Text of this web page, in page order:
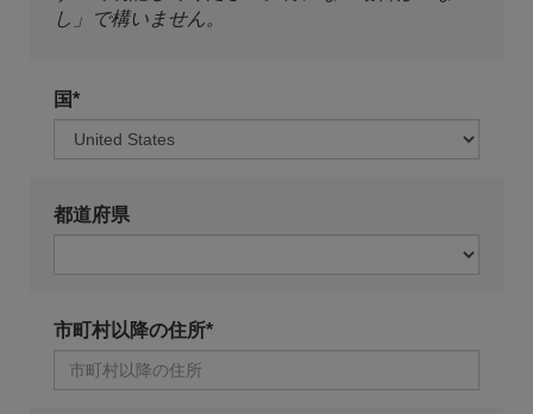
し」で構いません。
国*
都道府県
市町村以降の住所*